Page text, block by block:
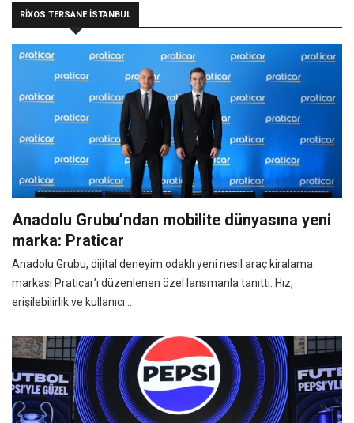
RİXOS TERSANE İSTANBUL
Anadolu Grubu’ndan mobilite dünyasına yeni
marka: Praticar
Anadolu Grubu, dijital deneyim odaklı yeni nesil araç kiralama
markası Praticar’ı düzenlenen özel lansmanla tanıttı. Hız,
erişilebilirlik ve kullanıcı...